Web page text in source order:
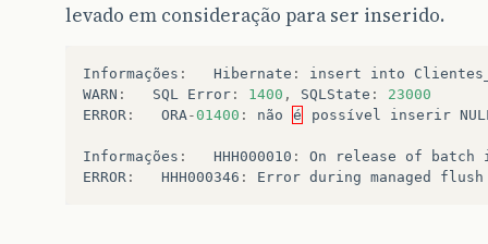
levado em consideração para ser inserido.
Informações : Hibernate : insert into
WARN : SQL Error : 1400 , SQLState :
23000
ERROR : ORA-01400 : não é possível inserir
Informações : HHH000010 : On release of batch
ERROR : HHH000346 : Error during managed flush